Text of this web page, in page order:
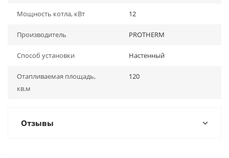
Мощность котла, кВт 12
Производитель PROTHERM
Способ установки Настенный
Отапливаемая площадь,
кв.м
120
Отзывы